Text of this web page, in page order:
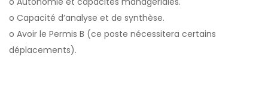
o Capacité d’analyse et de synthèse.
o Avoir le Permis B (ce poste nécessitera certains
déplacements).